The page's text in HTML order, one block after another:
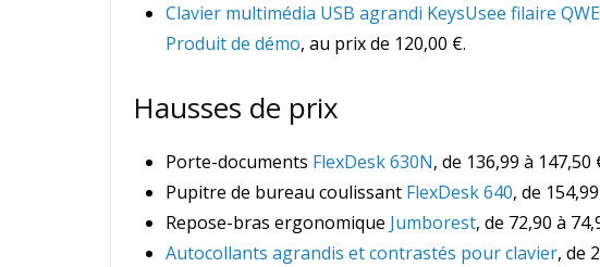
Clavier multimédia USB agrandi KeysUsee filaire
Produit de démo, au prix de 120,00 €.
Hausses de prix
Porte-documents FlexDesk 630N, de 136,99 à 147,50
Pupitre de bureau coulissant FlexDesk 640, de
Repose-bras ergonomique Jumborest, de 72,90 à
Autocollants agrandis et contrastés pour clavier, de